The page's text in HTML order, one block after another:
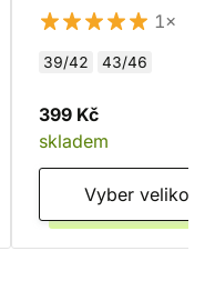
1×
39/42 43/46
399 Kč
skladem
Vyber velikost